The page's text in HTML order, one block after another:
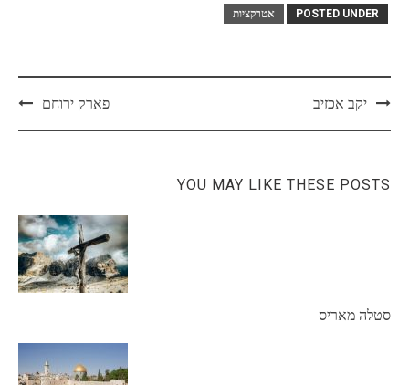
POSTED UNDER אטרקציות
Postיקב אכזיב פארק ירוחם
YOU MAY LIKE THESE POSTS
סטלה מאריס